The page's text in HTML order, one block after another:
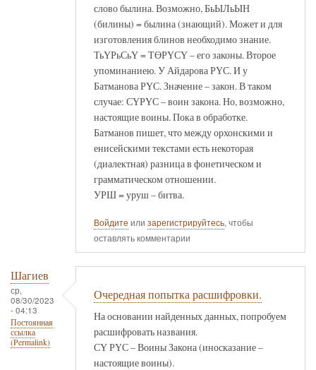
слово былина. Возможно, БьЫЛьЫН
(билины) = былина (знающий). Может и для
изготовления блинов необходимо знание.
ТьҮРьСьҮ = ТӨРҮСҮ – его законы. Второе
упоминаниею. У Айдарова РҮС. И у
Батманова РҮС. Значение – закон. В таком
случае: СҮРҮС – воин закона. Но, возможно,
настоящие воины. Пока в обработке.
Батманов пишет, что между орхонскими и
енисейскими текстами есть некоторая
(диалектная) разница в фонетическом и
грамматическом отношении.
УРШ = уруш – битва.
Войдите или зарегистрируйтесь, чтобы
оставлять комментарии
Шагиев
ср,
08/30/2023
- 04:13
Постоянная
ссылка
(Permalink)
Очередная попытка расшифровки.
На основании найденных данных, попробуем
расшифровать названия.
СҮ РҮС – Воины Закона (иносказание –
настоящие воины).